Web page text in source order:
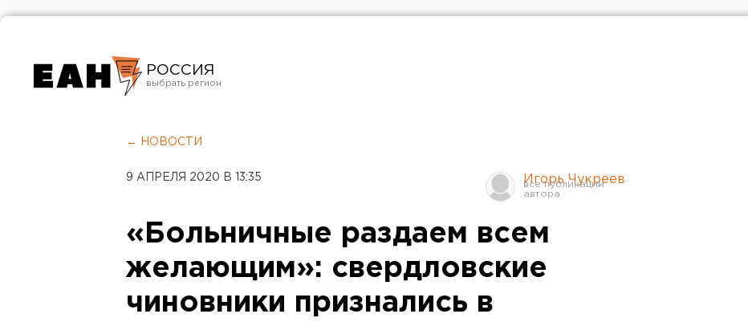
РОССИЯ
Челябинск
← НОВОСТИ
9 АПРЕЛЯ 2020 В 13:35 Игорь Чукреев
«Больничные раздаем всем
желающим»: свердловские
чиновники признались в